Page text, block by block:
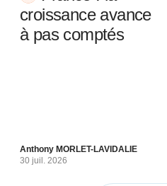
croissance avance
à pas comptés
Anthony MORLET-LAVIDALIE
30 juil. 2026